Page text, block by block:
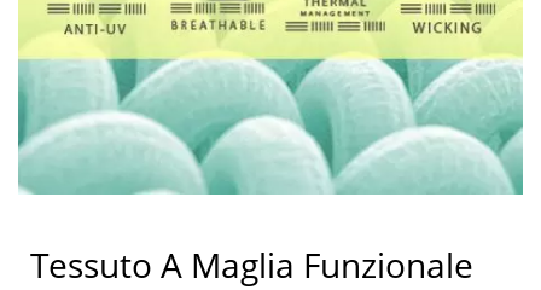
Tessuto A Maglia Funzionale